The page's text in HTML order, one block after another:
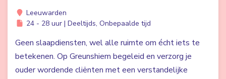
Leeuwarden
24 - 28 uur | Deeltijds, Onbepaalde tijd
Geen slaapdiensten, wel alle ruimte om écht iets te
betekenen. Op Greunshiem begeleid en verzorg je
ouder wordende cliënten met een verstandelijke